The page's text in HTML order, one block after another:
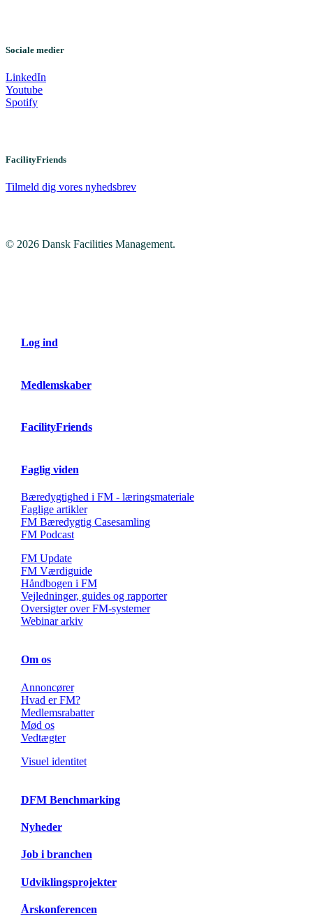
Sociale medier
LinkedIn
Youtube
Spotify
FacilityFriends
Tilmeld dig vores nyhedsbrev
© 2026 Dansk Facilities Management.
Log ind
Medlemskaber
FacilityFriends
Faglig viden
Bæredygtighed i FM - læringsmateriale
Faglige artikler
FM Bæredygtig Casesamling
FM Podcast
FM Update
FM Værdiguide
Håndbogen i FM
Vejledninger, guides og rapporter
Oversigter over FM-systemer
Webinar arkiv
Om os
Annoncører
Hvad er FM?
Medlemsrabatter
Mød os
Vedtægter
Visuel identitet
DFM Benchmarking
Nyheder
Job i branchen
Udviklingsprojekter
Årskonferencen